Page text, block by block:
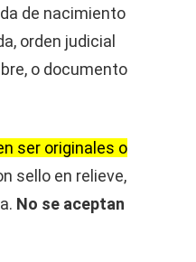
de nacimiento
orden judicial
o documento
ser originales o
sello en relieve,
No se aceptan